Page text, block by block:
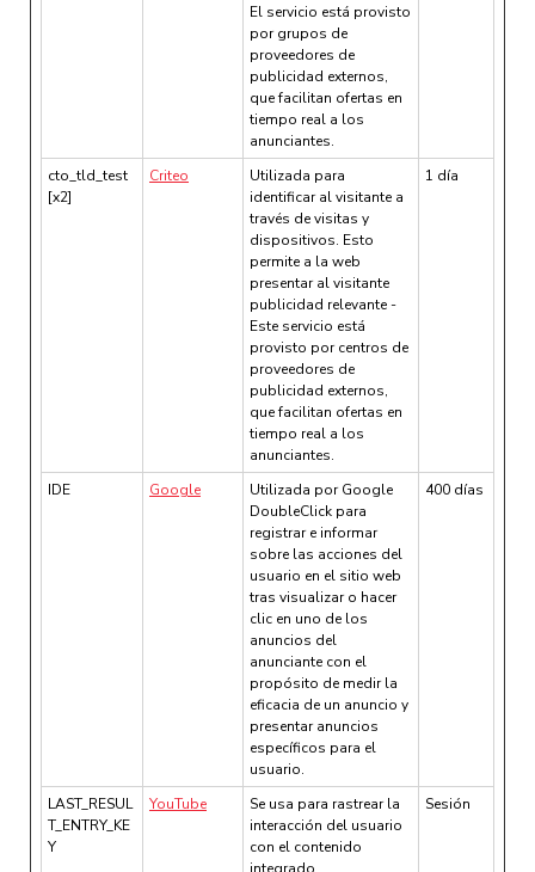
El servicio está provisto
por grupos de
proveedores de
publicidad externos,
que facilitan ofertas en
tiempo real a los
anunciantes.
cto_tld_test
[x2]
Criteo
Utilizada para
identificar al visitante a
través de visitas y
dispositivos. Esto
permite a la web
presentar al visitante
publicidad relevante -
Este servicio está
provisto por centros de
proveedores de
publicidad externos,
que facilitan ofertas en
tiempo real a los
anunciantes.
1 día
IDE Google
Utilizada por Google
DoubleClick para
registrar e informar
sobre las acciones del
usuario en el sitio web
tras visualizar o hacer
clic en uno de los
anuncios del
anunciante con el
propósito de medir la
eficacia de un anuncio y
presentar anuncios
específicos para el
usuario.
400 días
LAST_RESUL
T_ENTRY_KE
Y
YouTube
Se usa para rastrear la
interacción del usuario
con el contenido
integrado.
Sesión